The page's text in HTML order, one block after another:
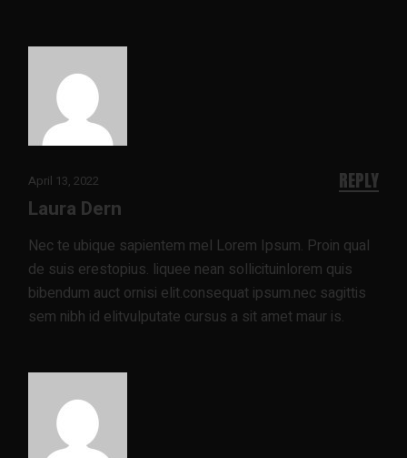
April 13, 2022
Laura Dern
Nec te ubique sapientem mel Lorem Ipsum. Proin qual
de suis erestopius. liquee nean sollicituinlorem quis
bibendum auct ornisi elit.consequat ipsum.nec sagittis
sem nibh id elitvulputate cursus a sit amet maur is.
REPLY